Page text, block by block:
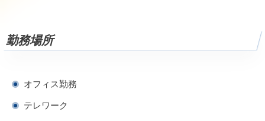
勤務場所
オフィス勤務
テレワーク